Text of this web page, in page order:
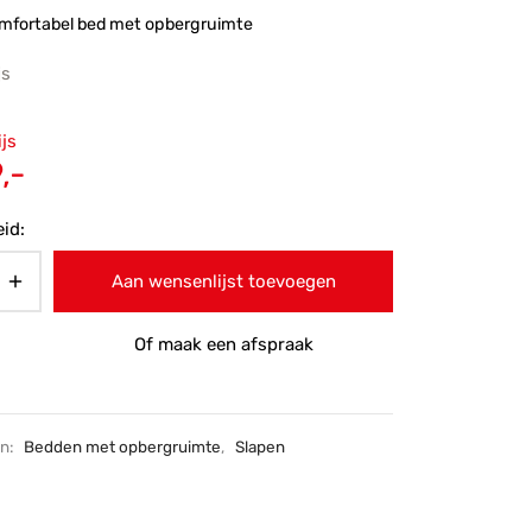
bed met opbergruimte
Aan wensenlijst toevoegen
Of maak een afspraak
Bedden met opbergruimte, Slapen